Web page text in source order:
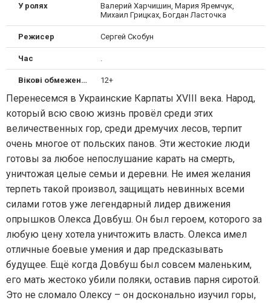
У ролях
Валерий Харчишин, Мария Яремчук,
Михаил Грицках, Богдан Ласточка
Режисер Сергей Скобун
Час
Вікові обмеження 12+
Перенесемся в Украинские Карпаты XVIII века. Народ,
который всю свою жизнь провёл среди этих
величественных гор, среди дремучих лесов, терпит
очень многое от польских панов. Эти жестокие люди
готовы за любое непослушание карать на смерть,
уничтожая целые семьи и деревни. Не имея желания
терпеть такой произвол, защищать невинных всеми
силами готов уже легендарный лидер движения
опрышков Олекса Довбуш. Он был героем, которого за
любую цену хотела уничтожить власть. Олекса имел
отличные боевые умения и дар предсказывать
будущее. Ещё когда Довбуш был совсем маленьким,
его мать жестоко убили поляки, оставив парня сиротой.
Это не сломало Олексу – он досконально изучил горы,